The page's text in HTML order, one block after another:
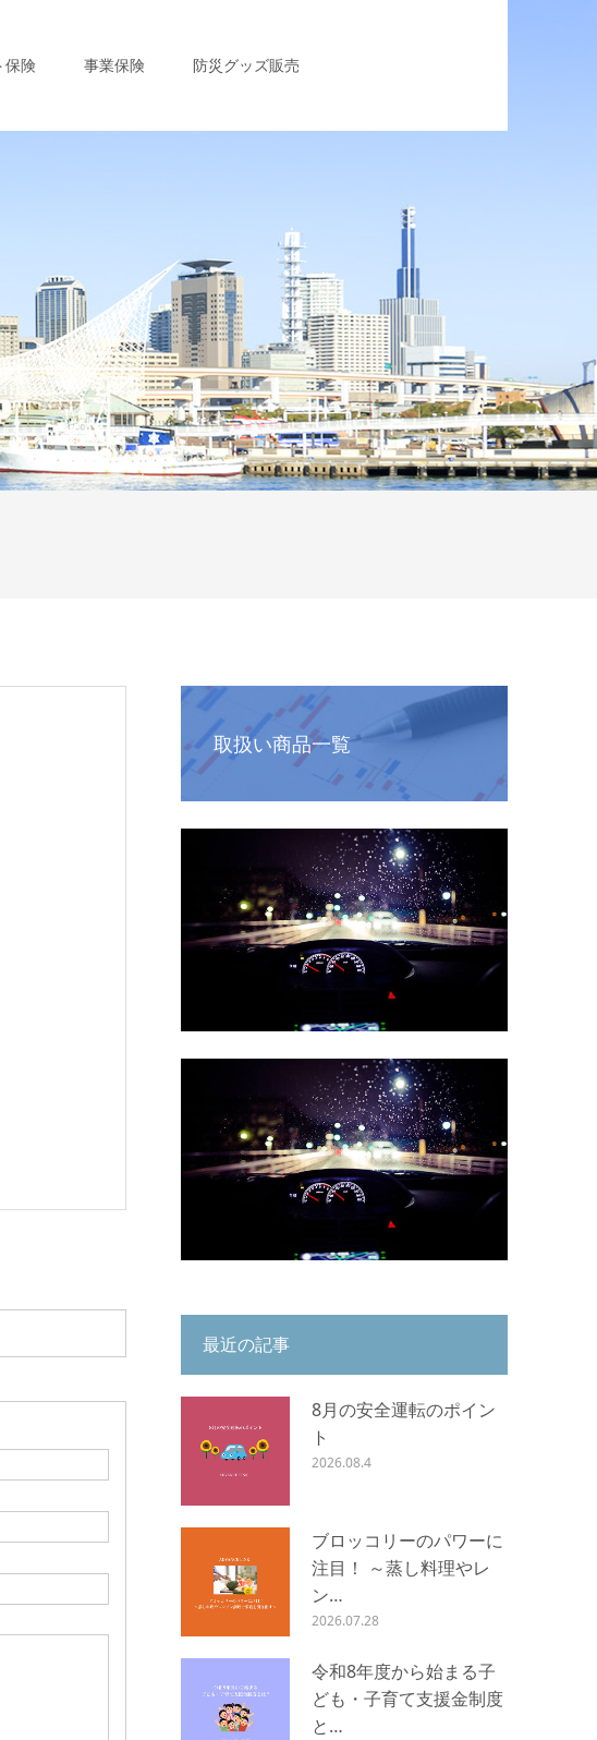
保険 事業保険 防災グッズ販売
取扱い商品一覧
最近の記事
8月の安全運転のポイン
ト
2026.08.4
ブロッコリーのパワーに
注目！ ～蒸し料理やレ
ン…
2026.07.28
令和8年度から始まる子
ども・子育て支援金制度
と…